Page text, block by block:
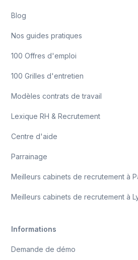
Blog
Nos guides pratiques
100 Offres d'emploi
100 Grilles d'entretien
Modèles contrats de travail
Lexique RH & Recrutement
Centre d'aide
Parrainage
Meilleurs cabinets de recrutement à
Meilleurs cabinets de recrutement à
Informations
Demande de démo